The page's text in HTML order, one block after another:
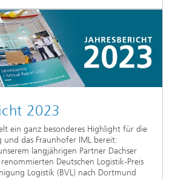
2023
ein ganz besonderes Highlight für die
und das Fraunhofer IML bereit:
langjährigen Partner Dachser
Deutschen Logistik-Preis
Logistik (BVL) nach Dortmund